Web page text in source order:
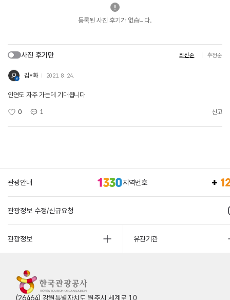
등록된 사진 후기가 없습니다.
사진 후기만 최신순 추천순
김*화 2021. 8. 24.
안면도 자주 가는데 기대됩니다
0 1 신고
관광안내 지역번호
관광정보 수정/신규요청
관광정보 유관기관
(26464) 강원특별자치도 원주시 세계로 10